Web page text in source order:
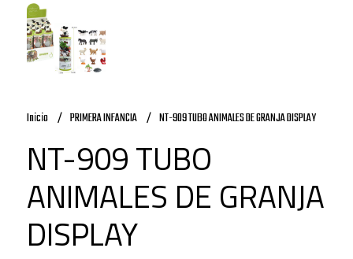
Inicio PRIMERA INFANCIA NT-909 TUBO ANIMALES DE GRANJA DISPLAY
NT-909 TUBO
ANIMALES DE GRANJA
DISPLAY